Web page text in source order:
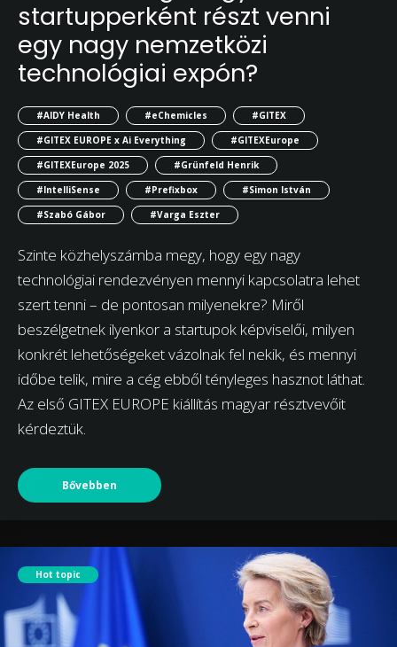
startupperként részt venni
egy nagy nemzetközi
technológiai expón?
#AIDY Health #eChemicles
#GITEX
#GITEX EUROPE x Ai Everything
#GITEXEurope
#GITEXEurope 2025
#Grünfeld Henrik
#IntelliSense
#Prefixbox
#Simon István
#Szabó Gábor
#Varga Eszter
Szinte közhelyszámba megy, hogy egy nagy
technológiai rendezvényen mennyi kapcsolatra lehet
szert tenni – de pontosan milyenekre? Miről
beszélgetnek ilyenkor a startupok képviselői, milyen
konkrét lehetőségeket vázolnak fel nekik, és mennyi
időbe telik, mire a cég ebből tényleges hasznot láthat.
Az első GITEX EUROPE kiállítás magyar résztvevőit
kérdeztük.
Bővebben
Hot topic